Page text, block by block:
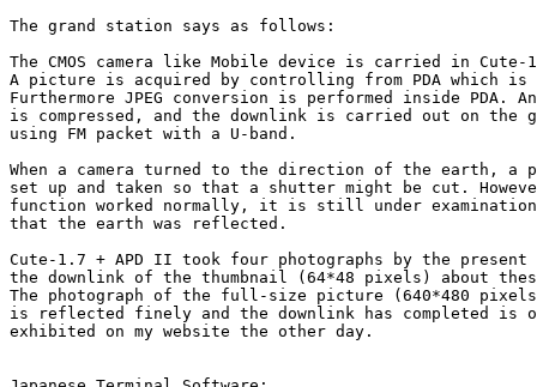
The grand station says as follows:
The CMOS camera like Mobile device is carried in
A picture is acquired by controlling from PDA which is
Furthermore JPEG conversion is performed inside PDA.
is compressed, and the downlink is carried out on the
using FM packet with a U-band.
When a camera turned to the direction of the earth, a
set up and taken so that a shutter might be cut.
function worked normally, it is still under
that the earth was reflected.
Cute-1.7 + APD II took four photographs by the
the downlink of the thumbnail (64*48 pixels) about
The photograph of the full-size picture (640*480
is reflected finely and the downlink has completed is
exhibited on my website the other day.